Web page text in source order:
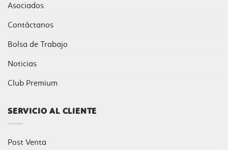
Asociados
Contáctanos
Bolsa de Trabajo
Noticias
Club Premium
SERVICIO AL CLIENTE
Post Venta